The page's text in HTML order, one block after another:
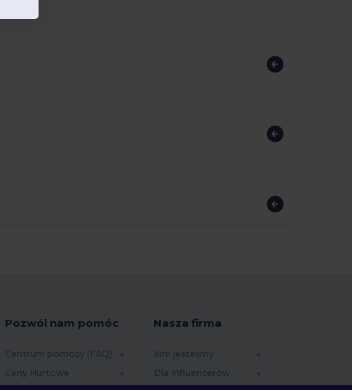
Pozwól nam pomóc
Centrum pomocy (FAQ)
Ceny Hurtowe
Nasza firma
Kim jesteśmy
Dla Influencerów